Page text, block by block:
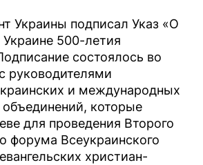
Украины подписал Указ «О
Украине 500-летия
состоялось во
руководителями
и международных
объединений, которые
для проведения Второго
форума Всеукраинского
христиан-